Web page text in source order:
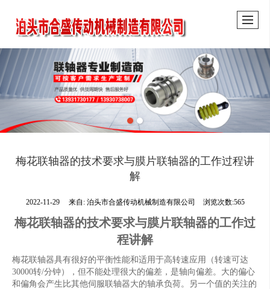
梅花联轴器的技术要求与膜片联轴器的工作过程讲
解
2022-11-29 来自: 泊头市合盛传动机械制造有限公司 浏览次数:565
梅花联轴器的技术要求与膜片联轴器的工作过
程讲解
梅花联轴器具有很好的平衡性能和适用于高转速应用（转速可达
30000转/分钟），但不能处理很大的偏差，是轴向偏差。大的偏心
和偏角会产生比其他伺服联轴器大的轴承负荷。另一个值的关注的